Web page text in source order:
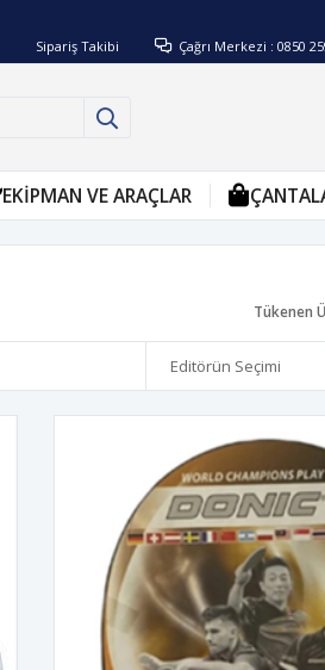
Sipariş Takibi Çağrı Merkezi : 0850
EKIPMAN VE ARAÇLAR
Tükenen